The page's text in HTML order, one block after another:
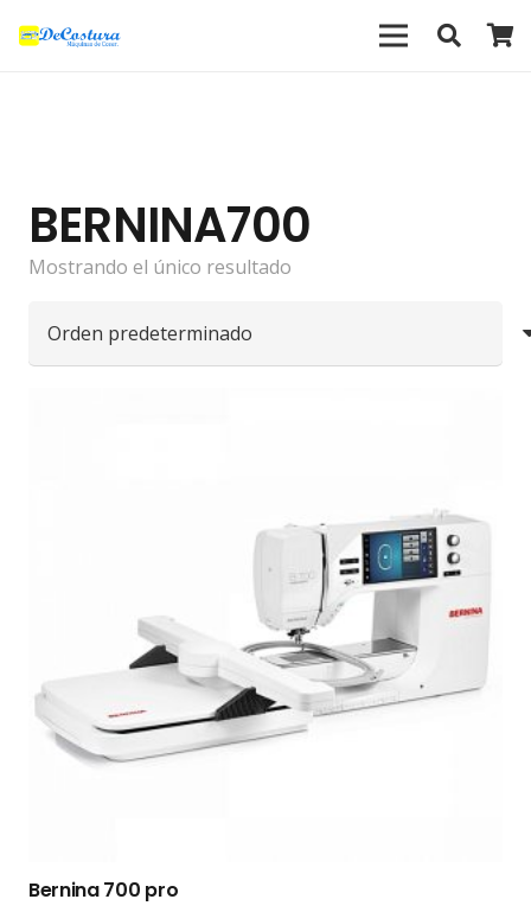
BERNINA700
Mostrando el único resultado
Bernina 700 pro